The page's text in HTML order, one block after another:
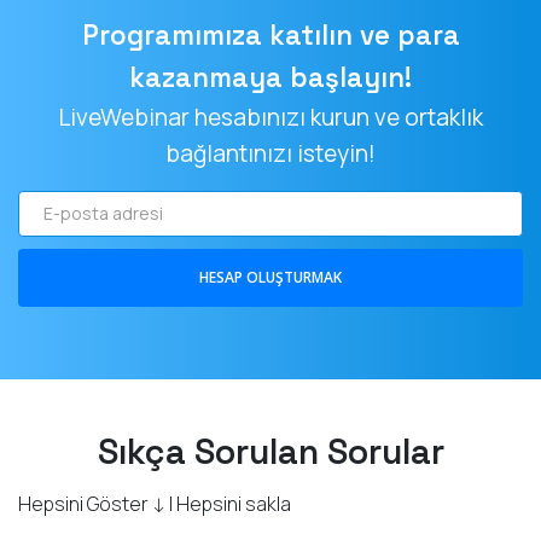
Programımıza katılın ve para
kazanmaya başlayın!
LiveWebinar hesabınızı kurun ve ortaklık
bağlantınızı isteyin!
posta
HESAP OLUŞTURMAK
Sıkça Sorulan Sorular
Hepsini Göster ↓ | Hepsini sakla